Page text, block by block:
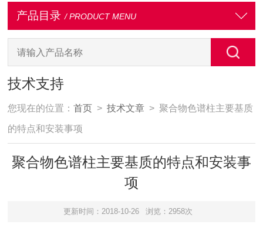
产品目录 / PRODUCT MENU
技术支持
您现在的位置：首页 >技术文章 > 聚合物色谱柱主要基质
的特点和安装事项
聚合物色谱柱主要基质的特点和安装事
项
更新时间：2018-10-26 浏览：2958次